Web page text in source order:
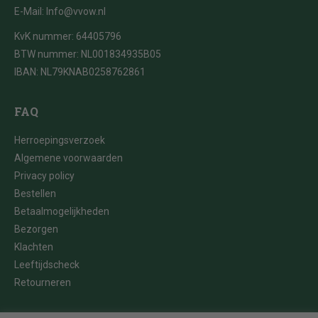
E-Mail: Info@vvow.nl
KvK nummer: 64405796
BTW nummer: NL001834935B05
IBAN: NL79KNAB0258762861
FAQ
Herroepingsverzoek
Algemene voorwaarden
Privacy policy
Bestellen
Betaalmogelijkheden
Bezorgen
Klachten
Leeftijdscheck
Retourneren